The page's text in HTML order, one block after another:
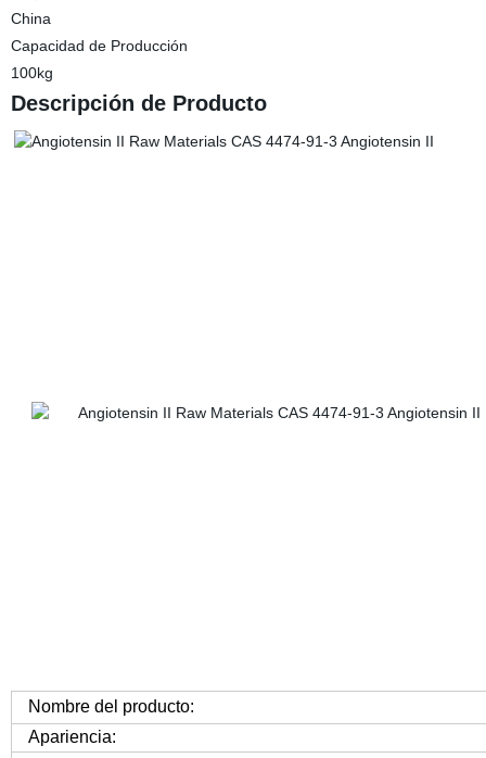
China
Capacidad de Producción
100kg
Descripción de Producto
Nombre del producto:
Apariencia: